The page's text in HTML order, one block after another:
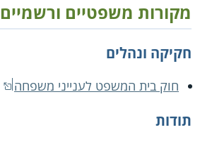
מקורות משפטיים ורשמיים
חקיקה ונהלים
חוק בית המשפט לענייני משפחה
תודות